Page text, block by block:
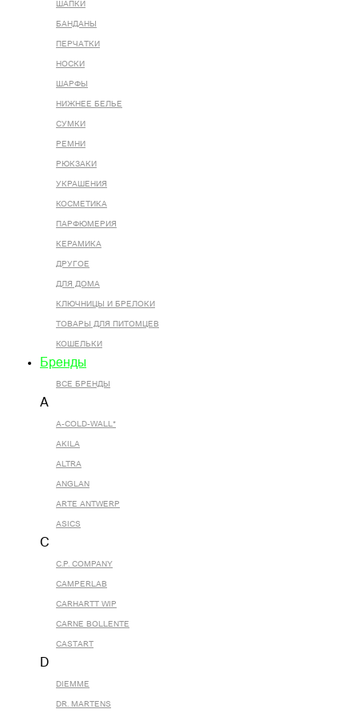
ШАПКИ
БАНДАНЫ
ПЕРЧАТКИ
НОСКИ
ШАРФЫ
НИЖНЕЕ БЕЛЬЕ
СУМКИ
РЕМНИ
РЮКЗАКИ
УКРАШЕНИЯ
КОСМЕТИКА
ПАРФЮМЕРИЯ
КЕРАМИКА
ДРУГОЕ
ДЛЯ ДОМА
КЛЮЧНИЦЫ И БРЕЛОКИ
ТОВАРЫ ДЛЯ ПИТОМЦЕВ
КОШЕЛЬКИ
Бренды
ВСЕ БРЕНДЫ
A
A-COLD-WALL*
AKILA
ALTRA
ANGLAN
ARTE ANTWERP
ASICS
C
C.P. COMPANY
CAMPERLAB
CARHARTT WIP
CARNE BOLLENTE
CASTART
D
DIEMME
DR. MARTENS